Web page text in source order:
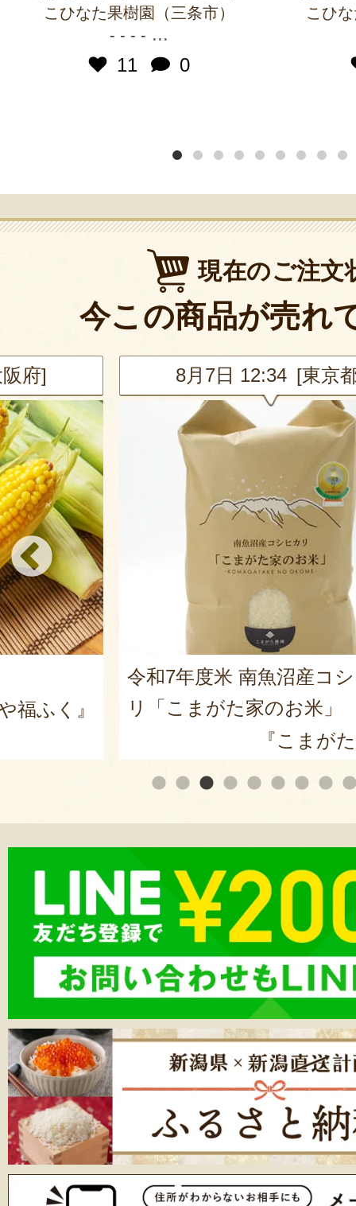
こひなた果樹園（三条市）
- - - - ...
11
0
こひ
現在のご注文
今この商品が売れ
府]
福ふく』
8月7日 12:34 [東京
令和7年度米 南魚沼産コ
リ「こまがた家のお米」
『こまが